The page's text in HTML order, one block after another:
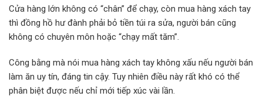
Cửa hàng lớn không có “chân” để chạy, còn mua hàng xách tay
thì đồng hồ hư đành phải bỏ tiền túi ra sửa, người bán cũng
không có chuyên môn hoặc “chạy mất tăm”.
Công bằng mà nói mua hàng xách tay không xấu nếu người bán
làm ăn uy tín, đáng tin cậy. Tuy nhiên điều này rất khó có thể
phân biệt được nếu chỉ mới tiếp xúc vài lần.